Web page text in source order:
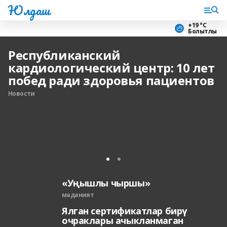
Юлдаш
+19 °С
Болытлы
Республиканский
кардиологический центр: 10 лет
побед ради здоровья пациентов
Новости
«Уңышлы чыршы»
мәдәният
Ялган сертификатлар бирү
очраклары ачыкланмаган